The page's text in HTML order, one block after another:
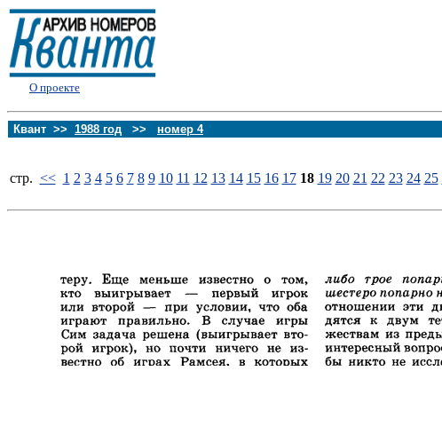
О проекте
Квант >> 1988 год >> номер 4
стp. << 1 2 3 4 5 6 7 8 9 10 11 12 13 14 15 16 17 18 19 20 21 22 23 24 25